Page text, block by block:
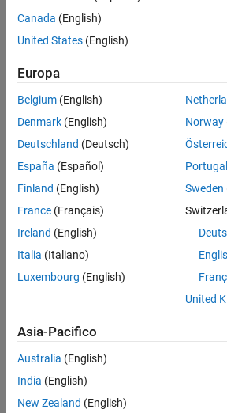
Canada (English)
United States (English)
Europa
Belgium (English)
Denmark (English)
Deutschland (Deutsch)
España (Español)
Finland (English)
France (Français)
Ireland (English)
Italia (Italiano)
Luxembourg (English)
Norway
Portugal
Sweden
United
Asia-Pacifico
Australia (English)
India (English)
New Zealand (English)
Centro di fiducia
Informativa
Antipirateria
Stato dell'applicazione
© 1994-2026 The MathWorks, Inc.